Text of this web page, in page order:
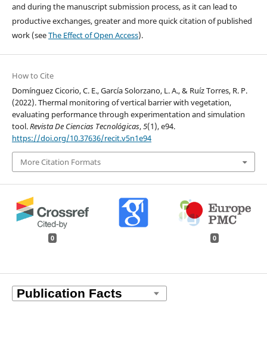
and during the manuscript submission process, as it can lead to
productive exchanges, greater and more quick citation of published
work (seeThe Effect of Open Access).
How to Cite
Domínguez Cicorio, C. E., García Solorzano, L. A., & Ruíz Torres, R. P.
(2022). Thermal monitoring of vertical barrier with vegetation,
evaluating performance through experimentation and simulation
tool.Revista De Ciencias Tecnológicas,5(1), e94.
https://doi.org/10.37636/recit.v5n1e94
More Citation Formats
0 0